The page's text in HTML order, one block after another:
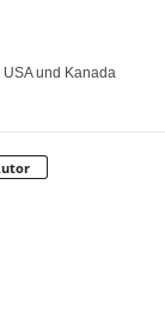
und Kanada